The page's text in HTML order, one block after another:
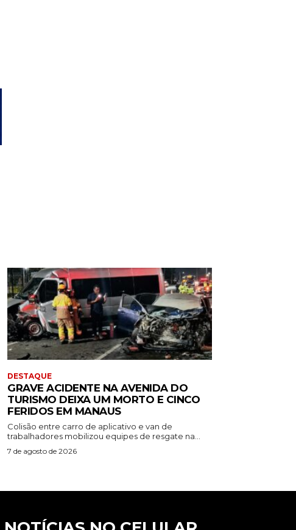
DESTAQUE
GRAVE ACIDENTE NA AVENIDA DO
TURISMO DEIXA UM MORTO E CINCO
FERIDOS EM MANAUS
Colisão entre carro de aplicativo e van de
trabalhadores mobilizou equipes de resgate na...
7 de agosto de 2026